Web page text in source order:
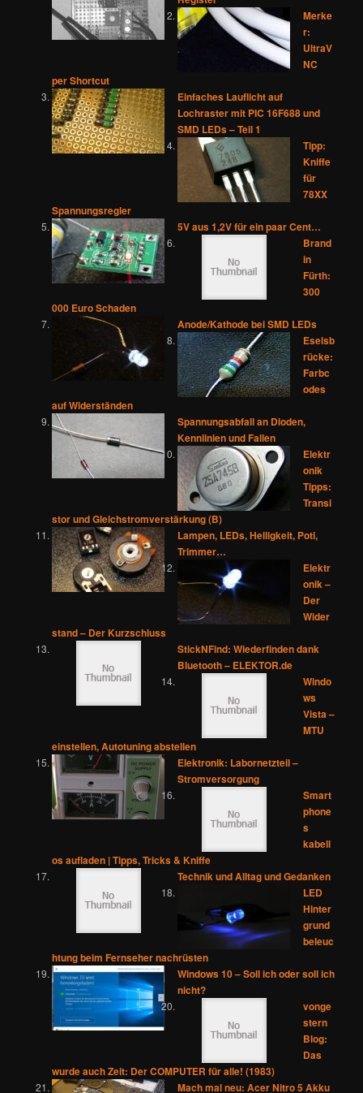
Merke
r:
UltraV
NC
per Shortcut
Einfaches Lauflicht auf
Lochraster mit PIC 16F688 und
SMD LEDs – Teil 1
Tipp:
Kniffe
für
78XX
Spannungsregler
5V aus 1,2V für ein paar Cent…
Brand
in
Fürth:
300
000 Euro Schaden
Anode/Kathode bei SMD LEDs
Eselsb
rücke:
Farbc
odes
auf Widerständen
Spannungsabfall an Dioden,
Kennlinien und Fallen
Elektr
onik
Tipps:
Transi
stor und Gleichstromverstärkung (B)
Lampen, LEDs, Helligkeit, Poti,
Trimmer…
Elektr
onik –
Der
Wider
stand – Der Kurzschluss
StickNFind: Wiederfinden dank
Bluetooth – ELEKTOR.de
Windo
ws
Vista –
MTU
einstellen, Autotuning abstellen
Elektronik: Labornetzteil –
Stromversorgung
Smart
phone
s
kabell
os aufladen | Tipps, Tricks & Kniffe
Technik und Alltag und Gedanken
LED
Hinter
grund
beleuc
htung beim Fernseher nachrüsten
Windows 10 – Soll ich oder soll ich
nicht?
vonge
stern
Blog:
Das
wurde auch Zeit: Der COMPUTER für alle! (1983)
Mach mal neu: Acer Nitro 5 Akku